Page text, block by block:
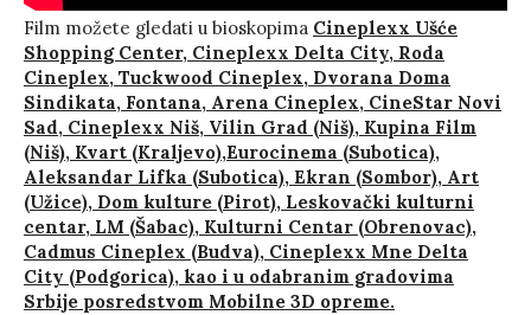
Film možete gledati u bioskopima Cineplexx Ušće
Shopping Center, Cineplexx Delta City, Roda
Cineplex, Tuckwood Cineplex, Dvorana Doma
Sindikata, Fontana, Arena Cineplex, CineStar Novi
Sad, Cineplexx Niš, Vilin Grad (Niš), Kupina Film
(Niš), Kvart (Kraljevo),Eurocinema (Subotica),
Aleksandar Lifka (Subotica), Ekran (Sombor), Art
(Užice), Dom kulture (Pirot), Leskovački kulturni
centar, LM (Šabac), Kulturni Centar (Obrenovac),
Cadmus Cineplex (Budva), Cineplexx Mne Delta
City (Podgorica), kao i u odabranim gradovima
Srbije posredstvom Mobilne 3D opreme.